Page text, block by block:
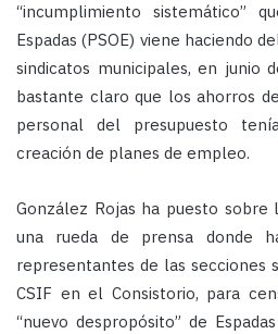
“incumplimiento sistemático”
Espadas (PSOE) viene haciendo
sindicatos municipales, en junio
bastante claro que los ahorros
personal del presupuesto
creación de planes de empleo.
González Rojas ha puesto
una rueda de prensa donde
representantes de las secciones
CSIF en el Consistorio, para
“nuevo despropósito” de